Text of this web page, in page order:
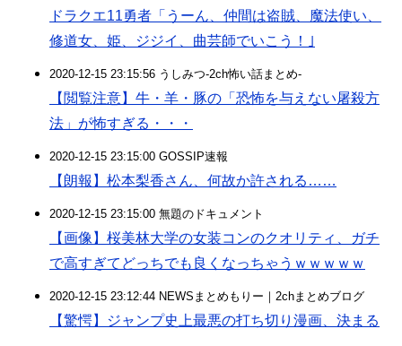
ドラクエ11勇者「うーん、仲間は盗賊、魔法使い、
修道女、姫、ジジイ、曲芸師でいこう！｣
2020-12-15 23:15:56 うしみつ-2ch怖い話まとめ-
【閲覧注意】牛・羊・豚の「恐怖を与えない屠殺方
法」が怖すぎる・・・
2020-12-15 23:15:00 GOSSIP速報
【朗報】松本梨香さん、何故か許される……
2020-12-15 23:15:00 無題のドキュメント
【画像】桜美林大学の女装コンのクオリティ、ガチ
で高すぎてどっちでも良くなっちゃうｗｗｗｗｗ
2020-12-15 23:12:44 NEWSまとめもりー｜2chまとめブログ
【驚愕】ジャンプ史上最悪の打ち切り漫画、決まる